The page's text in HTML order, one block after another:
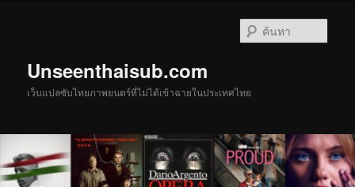
Unseenthaisub.com
เว็บแปลซับไทยภาพยนตร์ที่ไม่ได้เข้าฉายในประเทศไทย